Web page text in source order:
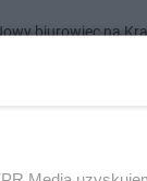
biurowiec na